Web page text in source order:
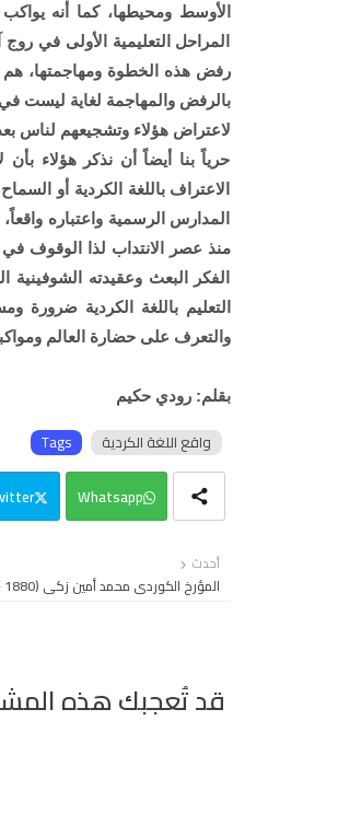
الأوسط ومحيطها، كما أنه
المراحل التعليمية الأولى في
رفض هذه الخطوة ومهاجمتها، هم
بالرفض والمهاجمة لغاية ليست
لاعتراض هؤلاء وتشجيعهم لناس
حرياً بنا أيضاً أن نذكر هؤلاء
الاعتراف باللغة الكردية أو
المدارس الرسمية واعتباره
منذ عصر الانتداب لذا الوقوف
الفكر البعث وعقيدته الشوفينية
التعليم باللغة الكردية ضرورة
والتعرف على حضارة العالم
بقلم: رودي حكيم
Tags واقع اللغة الكردية
Whatsapp
أحدث
المؤرخ الكوردي محمد أمين زكي (1880 - 1948)
قد تُعجبك هذه